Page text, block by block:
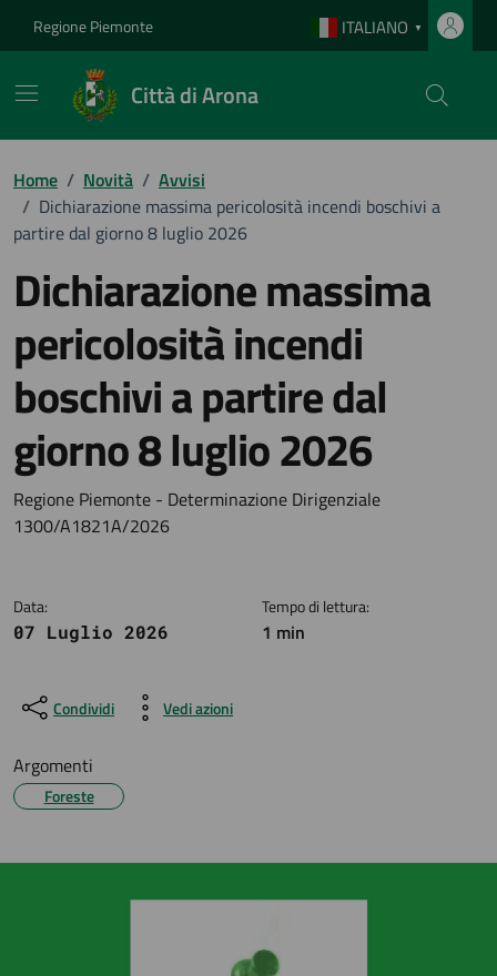
Regione Piemonte ITALIANO ▼
Città di Arona
Home / Novità / Avvisi
/ Dichiarazione massima pericolosità incendi boschivi a
partire dal giorno 8 luglio 2026
Dichiarazione massima
pericolosità incendi
boschivi a partire dal
giorno 8 luglio 2026
Dettagli della notizia
Regione Piemonte - Determinazione Dirigenziale
1300/A1821A/2026
Data:
07 Luglio 2026
Tempo di lettura:
1 min
Condividi Vedi azioni
Argomenti
Foreste